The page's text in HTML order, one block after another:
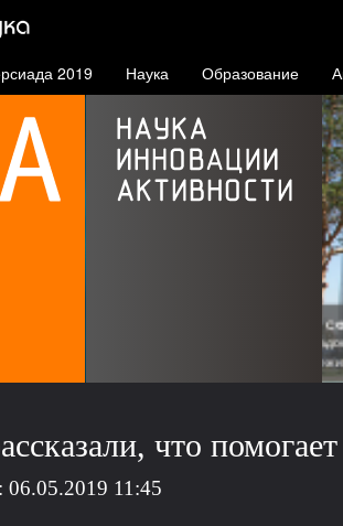
2019 Наука Образование
что
06.05.2019 11:45